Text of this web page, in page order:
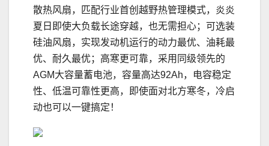
散热风扇，匹配行业首创越野热管理模式，炎炎
夏日即使大负载长途穿越，也无需担心；可选装
硅油风扇，实现发动机运行的动力最优、油耗最
优、耐久最优；高寒更可靠，采用同级领先的
AGM大容量蓄电池，容量高达92Ah，电容稳定
性、低温可靠性更高，即使面对北方寒冬，冷启
动也可以一键搞定！